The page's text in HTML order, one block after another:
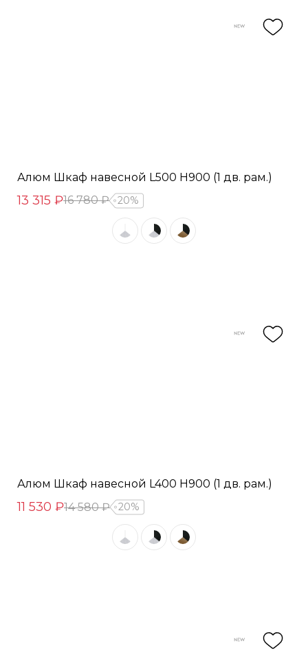
Алюм Шкаф навесной L500 Н900 (1 дв. рам.)
13 315 ₽16 780 ₽ 20%
Алюм Шкаф навесной L400 Н900 (1 дв. рам.)
11 530 ₽14 580 ₽ 20%